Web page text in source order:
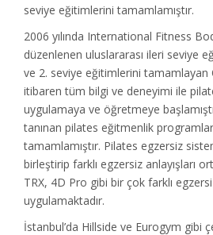
seviye eğitimlerini tamamlamıştır.
2006 yılında International Fitness
düzenlenen uluslararası ileri seviye
ve 2. seviye eğitimlerini tamamlayan
itibaren tüm bilgi ve deneyimi ile
uygulamaya ve öğretmeye
tanınan pilates eğitmenlik
tamamlamıştır. Pilates egzersiz
birleştirip farklı egzersiz anlayışları
TRX, 4D Pro gibi bir çok farklı
uygulamaktadır.
İstanbul’da Hillside ve Eurogym gibi